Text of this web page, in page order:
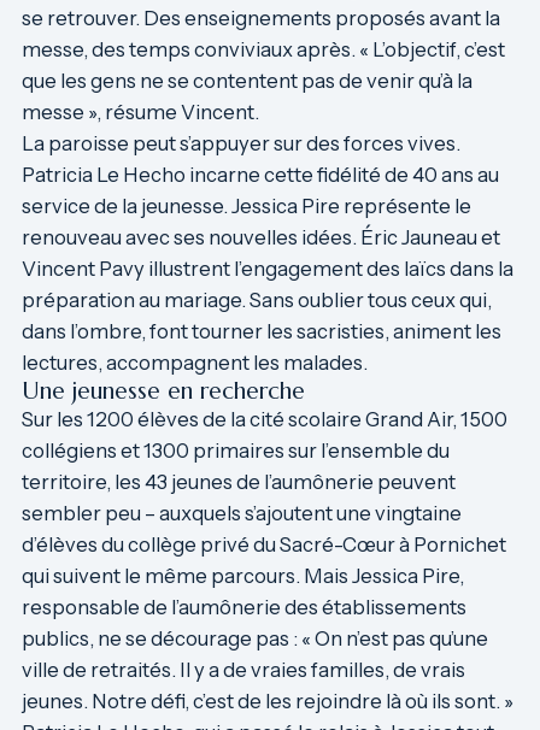
se retrouver. Des enseignements proposés avant la
messe, des temps conviviaux après. « L’objectif, c’est
que les gens ne se contentent pas de venir qu’à la
messe », résume Vincent.
La paroisse peut s’appuyer sur des forces vives.
Patricia Le Hecho incarne cette fidélité de 40 ans au
service de la jeunesse. Jessica Pire représente le
renouveau avec ses nouvelles idées. Éric Jauneau et
Vincent Pavy illustrent l’engagement des laïcs dans la
préparation au mariage. Sans oublier tous ceux qui,
dans l’ombre, font tourner les sacristies, animent les
lectures, accompagnent les malades.
Une jeunesse en recherche
Sur les 1200 élèves de la cité scolaire Grand Air, 1500
collégiens et 1300 primaires sur l’ensemble du
territoire, les 43 jeunes de l’aumônerie peuvent
sembler peu – auxquels s’ajoutent une vingtaine
d’élèves du collège privé du Sacré-Cœur à Pornichet
qui suivent le même parcours. Mais Jessica Pire,
responsable de l’aumônerie des établissements
publics, ne se décourage pas : « On n’est pas qu’une
ville de retraités. Il y a de vraies familles, de vrais
jeunes. Notre défi, c’est de les rejoindre là où ils sont. »